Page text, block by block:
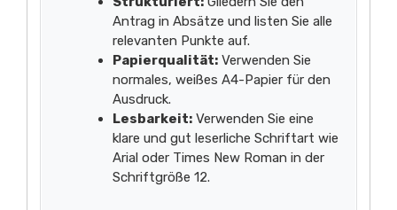
Antrag in Absätze und listen Sie alle
relevanten Punkte auf.
Papierqualität: Verwenden Sie
normales, weißes A4-Papier für den
Ausdruck.
Lesbarkeit: Verwenden Sie eine
klare und gut leserliche Schriftart wie
Arial oder Times New Roman in der
Schriftgröße 12.